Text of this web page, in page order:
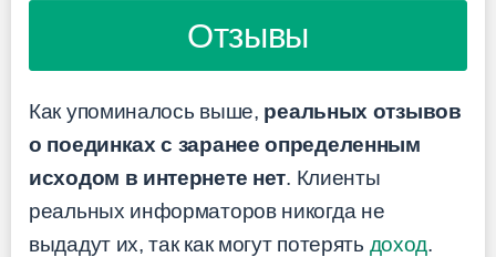
Отзывы
Как упоминалось выше, реальных отзывов
о поединках с заранее определенным
исходом в интернете нет. Клиенты
реальных информаторов никогда не
выдадут их, так как могут потерять доход.